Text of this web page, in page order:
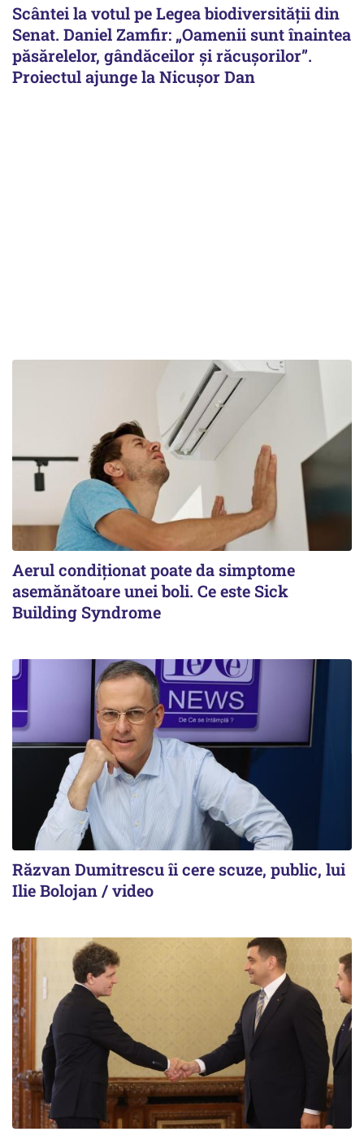
Scântei la votul pe Legea biodiversității din
Senat. Daniel Zamfir: „Oamenii sunt înaintea
păsărelelor, gândăceilor și răcușorilor”.
Proiectul ajunge la Nicușor Dan
Aerul condiționat poate da simptome
asemănătoare unei boli. Ce este Sick
Building Syndrome
Răzvan Dumitrescu îi cere scuze, public, lui
Ilie Bolojan / video